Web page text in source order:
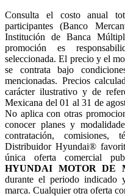
Consulta el costo anual
participantes (Banco
Institución de Banca
promoción es
seleccionada. El precio y el
se contrata bajo
mencionadas. Precios
carácter ilustrativo y de
Mexicana del 01 al 31 de
No aplica con otras
conocer planes y
contratación,
Distribuidor Hyundai®
única oferta comercial
HYUNDAI MOTOR DE
durante el periodo indicado
marca. Cualquier otra oferta